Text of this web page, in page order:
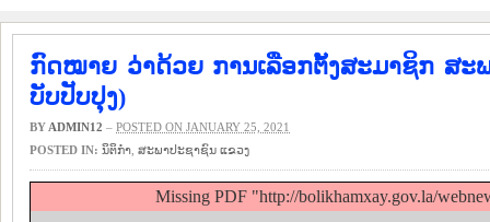
ກົດ​ໝາຍ ວ່າ​ດ້ວຍ ​ການ​ເລືອກ​ຕັ້ງສະ​ມາ​ຊິກ ສະ​
ບັບ​ປັບ​ປຸງ)
BY ADMIN12 – POSTED ON JANUARY 25, 2021
POSTED IN: ນິ​ຕິ​ກຳ ສະພາປະຊາຊົນ ແຂວງ
Missing PDF "http://bolikhamxay.gov.la/